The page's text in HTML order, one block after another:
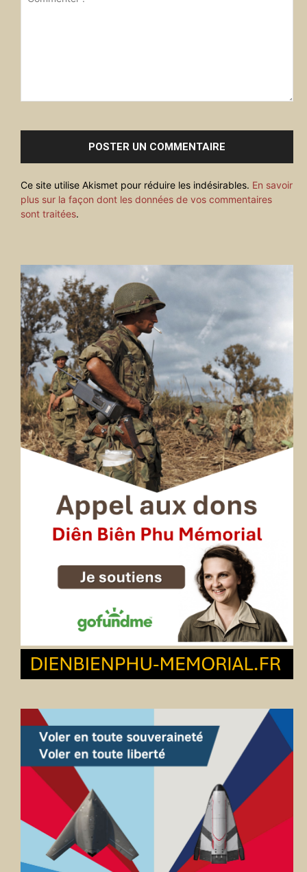
Ce site utilise Akismet pour réduire les indésirables. En savoir
plus sur la façon dont les données de vos commentaires
sont traitées.